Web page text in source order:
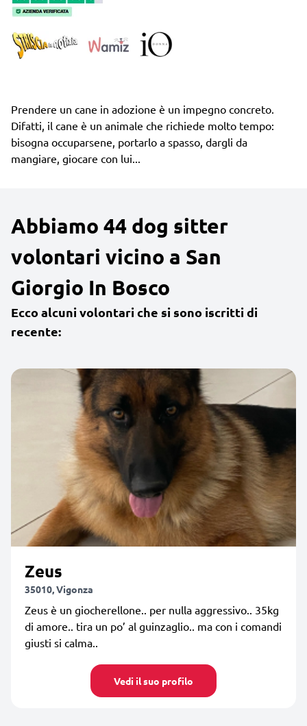
Prendere un cane in adozione è un impegno concreto.
Difatti, il cane è un animale che richiede molto tempo:
bisogna occuparsene, portarlo a spasso, dargli da
mangiare, giocare con lui...
Abbiamo 44 dog sitter
volontari vicino a San
Giorgio In Bosco
Ecco alcuni volontari che si sono iscritti di
recente:
Zeus
35010, Vigonza
Zeus è un giocherellone.. per nulla aggressivo.. 35kg
di amore.. tira un po’ al guinzaglio.. ma con i comandi
giusti si calma..
Vedi il suo profilo